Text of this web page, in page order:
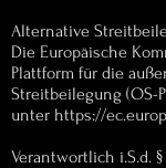
Alternative
Die Europäische
Plattform für die
Streitbeilegung (OS-
unter https://
Verantwortlich i.S.d. §